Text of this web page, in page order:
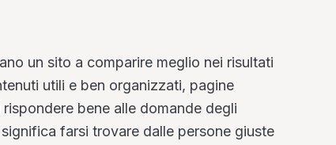
un sito a comparire meglio nei risultati
utili e ben organizzati, pagine
bene alle domande degli
farsi trovare dalle persone giuste